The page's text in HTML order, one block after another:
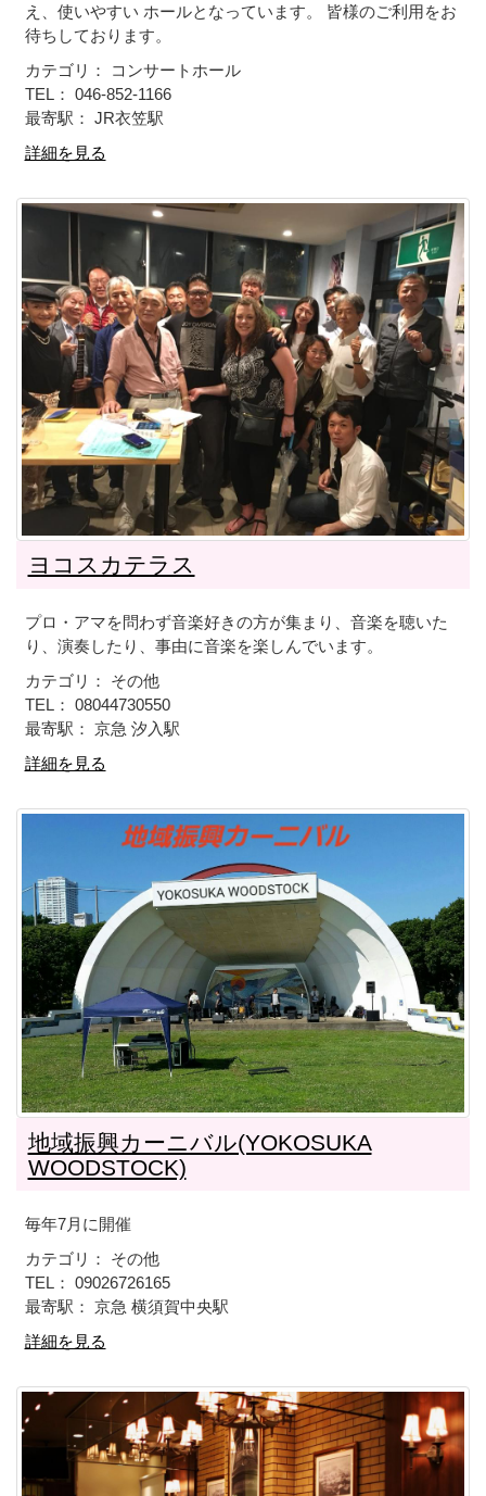
え、使いやすい ホールとなっています。 皆様のご利用をお
待ちしております。
カテゴリ： コンサートホール
TEL： 046-852-1166
最寄駅： JR衣笠駅
詳細を見る
ヨコスカテラス
プロ・アマを問わず音楽好きの方が集まり、音楽を聴いた
り、演奏したり、事由に音楽を楽しんでいます。
カテゴリ： その他
TEL： 08044730550
最寄駅： 京急 汐入駅
詳細を見る
地域振興カーニバル(YOKOSUKA
WOODSTOCK)
毎年7月に開催
カテゴリ： その他
TEL： 09026726165
最寄駅： 京急 横須賀中央駅
詳細を見る